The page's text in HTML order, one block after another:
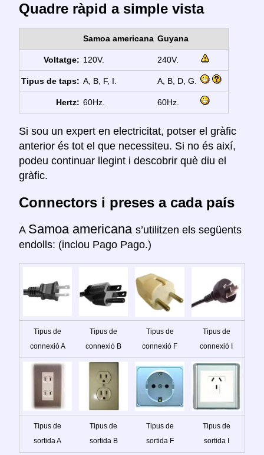
Quadre ràpid a simple vista
Samoa americana Guyana
Voltatge: 120V. 240V.
Tipus de taps: A, B, F, I. A, B, D, G.
Hertz: 60Hz. 60Hz.
Si sou un expert en electricitat, potser el gràfic
anterior és tot el que necessiteu. Si no és així,
podeu continuar llegint i descobrir què diu el
gràfic.
Connectors i preses a cada país
A Samoa americana s’utilitzen els següents
endolls: (inclou Pago Pago.)
Tipus de
connexió A
Tipus de
connexió B
Tipus de
connexió F
Tipus de
connexió I
Tipus de
sortida A
Tipus de
sortida B
Tipus de
sortida F
Tipus de
sortida I